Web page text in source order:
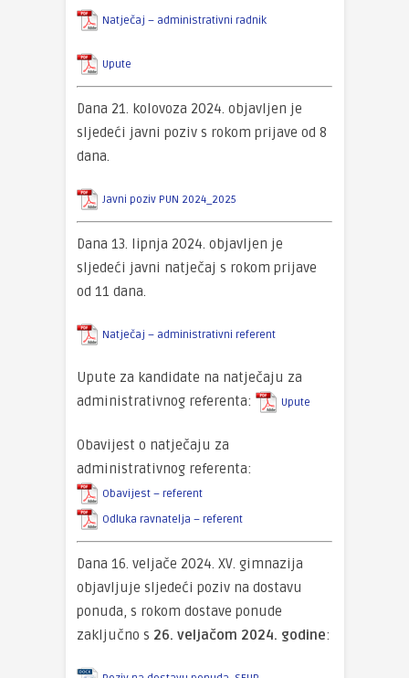
Natječaj – administrativni radnik
Upute
Dana 21. kolovoza 2024. objavljen je
sljedeći javni poziv s rokom prijave od 8
dana.
Javni poziv PUN 2024_2025
Dana 13. lipnja 2024. objavljen je
sljedeći javni natječaj s rokom prijave
od 11 dana.
Natječaj – administrativni referent
Upute za kandidate na natječaju za
administrativnog referenta:
Upute
Obavijest o natječaju za
administrativnog referenta:
Obavijest – referent
Odluka ravnatelja – referent
Dana 16. veljače 2024. XV. gimnazija
objavljuje sljedeći poziv na dostavu
ponuda, s rokom dostave ponude
zaključno s 26. veljačom 2024. godine: